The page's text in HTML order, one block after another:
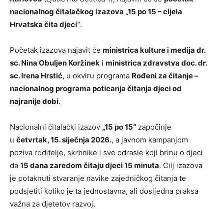
nacionalnog čitalačkog izazova „15 po 15 – cijela
Hrvatska čita djeci“.
Početak izazova najavit će ministrica kulture i medija dr.
sc. Nina Obuljen Koržinek i ministrica zdravstva doc. dr.
sc. Irena Hrstić, u okviru programa Rođeni za čitanje –
nacionalnog programa poticanja čitanja djeci od
najranije dobi.
Nacionalni čitalački izazov „15 po 15“ započinje
u četvrtak, 15. siječnja 2026., a javnom kampanjom
poziva roditelje, skrbnike i sve odrasle koji brinu o djeci
da 15 dana zaredom čitaju djeci 15 minuta. Cilj izazova
je potaknuti stvaranje navike zajedničkog čitanja te
podsjetiti koliko je ta jednostavna, ali dosljedna praksa
važna za djetetov razvoj.